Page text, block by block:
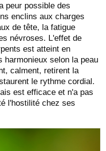
peur possible des
enclins aux charges
de tête, la fatigue
névroses. L'effet de
est atteint en
harmonieux selon la peau
calment, retirent la
le rythme cordial.
est efficace et n'a pas
l'hostilité chez ses